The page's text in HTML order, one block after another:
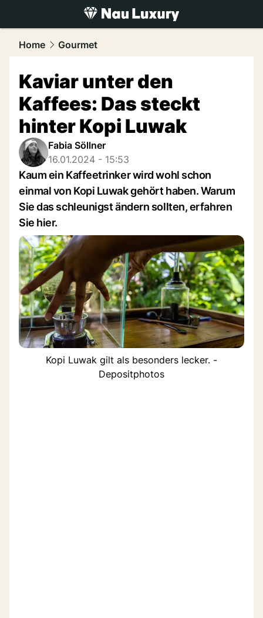
luxury.NAU.ch
Home Gourmet
Kaviar unter den
Kaffees: Das steckt
hinter Kopi Luwak
Fabia Söllner
16.01.2024 - 15:53
Kaum ein Kaffeetrinker wird wohl schon
einmal von Kopi Luwak gehört haben. Warum
Sie das schleunigst ändern sollten, erfahren
Sie hier.
Kopi Luwak gilt als besonders lecker. -
Depositphotos